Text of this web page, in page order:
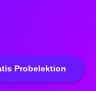
Probelektion